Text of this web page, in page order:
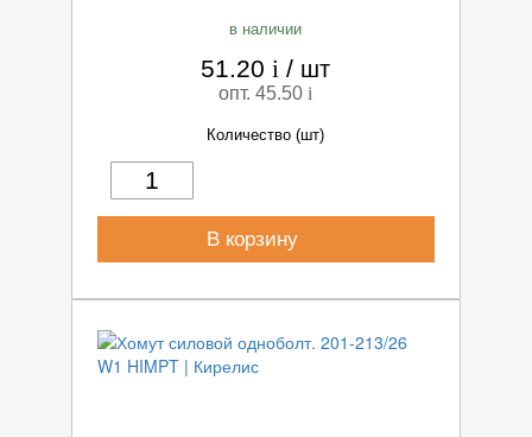
в наличии
51.20i / шт
опт. 45.50i
Количество (шт)
В корзину